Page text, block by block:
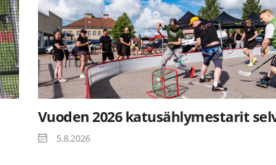
Vuoden 2026 katusählymestarit
5.8.2026